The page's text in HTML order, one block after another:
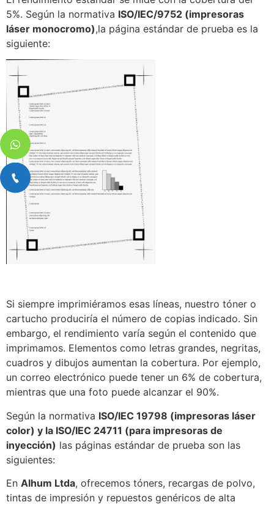
5%. Según la normativa ISO/IEC/9752 (impresoras
láser monocromo),la página estándar de prueba es la
siguiente:
Si siempre imprimiéramos esas líneas, nuestro tóner o
cartucho produciría el número de copias indicado. Sin
embargo, el rendimiento varía según el contenido que
imprimamos. Elementos como letras grandes, negritas,
cuadros y dibujos aumentan la cobertura. Por ejemplo,
un correo electrónico puede tener un 6% de cobertura,
mientras que una foto puede alcanzar el 90%.
Según la normativa ISO/IEC 19798 (impresoras láser
color) y la ISO/IEC 24711 (para impresoras de
inyección) las páginas estándar de prueba son las
siguientes:
En Alhum Ltda, ofrecemos tóners, recargas de polvo,
tintas de impresión y repuestos genéricos de alta